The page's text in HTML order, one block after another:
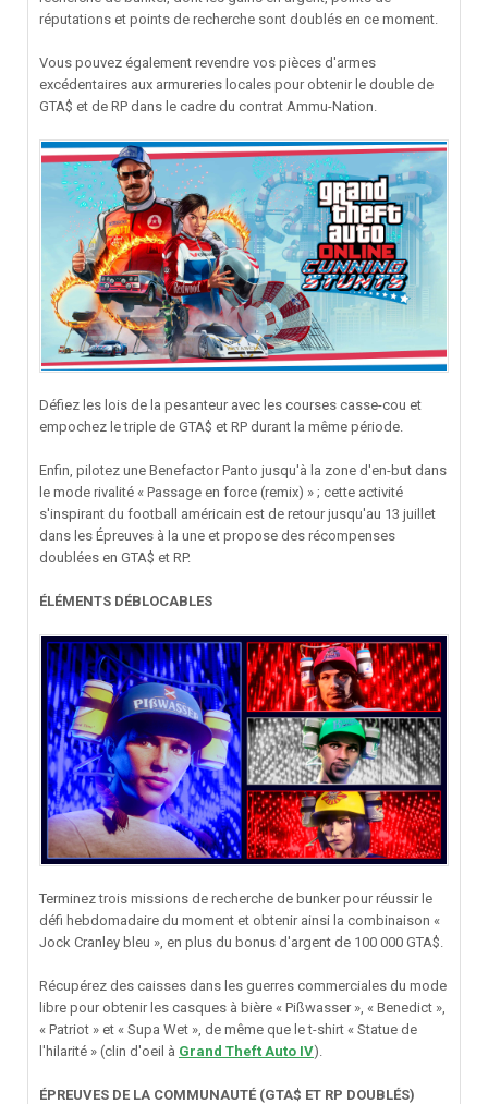
réputations et points de recherche sont doublés en ce moment.
Vous pouvez également revendre vos pièces d'armes
excédentaires aux armureries locales pour obtenir le double de
GTA$ et de RP dans le cadre du contrat Ammu-Nation.
Défiez les lois de la pesanteur avec les courses casse-cou et
empochez le triple de GTA$ et RP durant la même période.
Enfin, pilotez une Benefactor Panto jusqu'à la zone d'en-but dans
le mode rivalité « Passage en force (remix) » ; cette activité
s'inspirant du football américain est de retour jusqu'au 13 juillet
dans les Épreuves à la une et propose des récompenses
doublées en GTA$ et RP.
ÉLÉMENTS DÉBLOCABLES
Terminez trois missions de recherche de bunker pour réussir le
défi hebdomadaire du moment et obtenir ainsi la combinaison «
Jock Cranley bleu », en plus du bonus d'argent de 100 000 GTA$.
Récupérez des caisses dans les guerres commerciales du mode
libre pour obtenir les casques à bière « Pißwasser », « Benedict »,
« Patriot » et « Supa Wet », de même que le t-shirt « Statue de
l'hilarité » (clin d'oeil à Grand Theft Auto IV).
ÉPREUVES DE LA COMMUNAUTÉ (GTA$ ET RP DOUBLÉS)